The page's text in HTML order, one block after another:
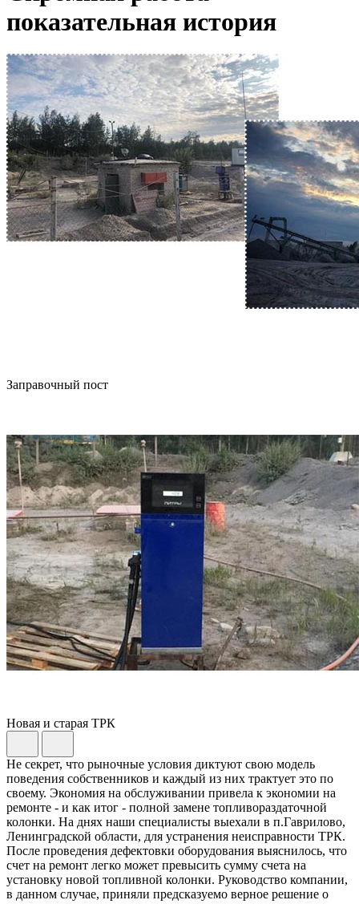
показательная история
Заправочный пост
Новая и старая ТРК
Не секрет, что рыночные условия диктуют свою модель
поведения собственников и каждый из них трактует это по
своему. Экономия на обслуживании привела к экономии на
ремонте - и как итог - полной замене топливораздаточной
колонки. На днях наши специалисты выехали в п.Гаврилово,
Ленинградской области, для устранения неисправности ТРК.
После проведения дефектовки оборудования выяснилось, что
счет на ремонт легко может превысить сумму счета на
установку новой топливной колонки. Руководство компании,
в данном случае, приняли предсказуемо верное решение о